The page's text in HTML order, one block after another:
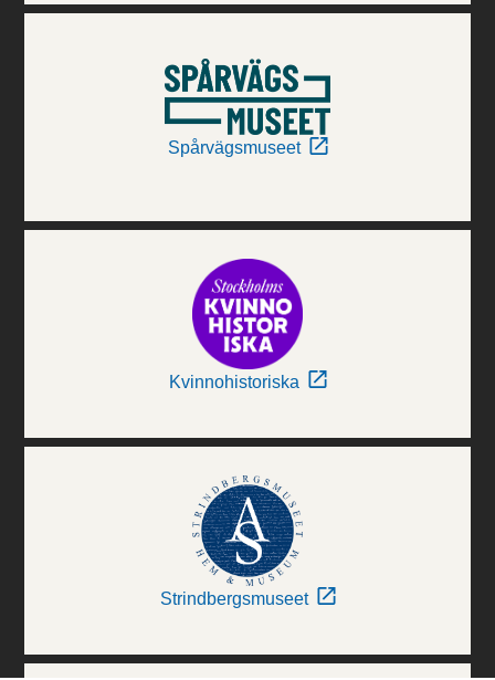
Spårvägsmuseet
Kvinnohistoriska
Strindbergsmuseet